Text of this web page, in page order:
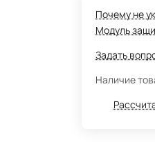
Почему не
Модуль
Задать
Наличие